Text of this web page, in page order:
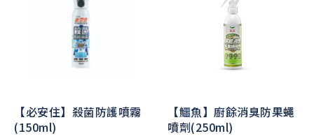
【必安住】殺菌防護噴霧
(150ml)
【鱷魚】廚餘消臭防果蠅
噴劑(250ml)